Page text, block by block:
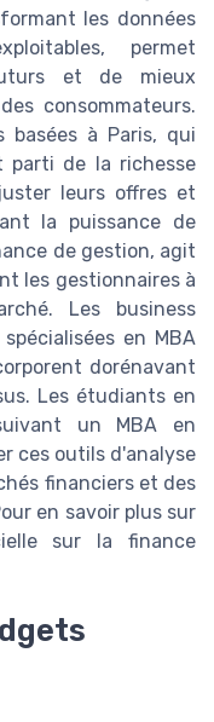
les données
permet
et de mieux
consommateurs.
basées à Paris, qui
parti de la richesse
leurs offres et
la puissance de
de gestion, agit
les gestionnaires à
Les business
en MBA
dorénavant
Les étudiants en
un MBA en
ces outils d'analyse
financiers et des
en savoir plus sur
sur la finance